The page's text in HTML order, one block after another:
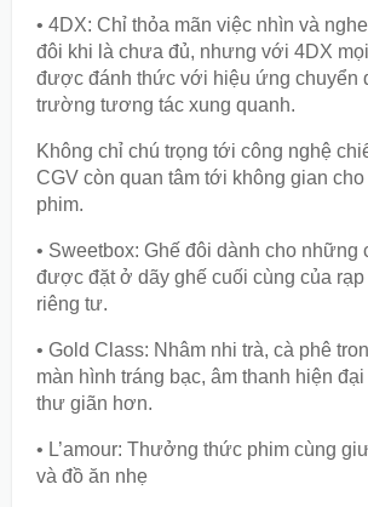
• 4DX: Chỉ thỏa mãn việc nhìn và
đôi khi là chưa đủ, nhưng với 4DX
được đánh thức với hiệu ứng chuyển
trường tương tác xung quanh.
Không chỉ chú trọng tới công nghệ
CGV còn quan tâm tới không gian
phim.
• Sweetbox: Ghế đôi dành cho những
được đặt ở dãy ghế cuối cùng của rạp
riêng tư.
• Gold Class: Nhâm nhi trà, cà phê
màn hình tráng bạc, âm thanh hiện
thư giãn hơn.
• L’amour: Thưởng thức phim cùng
và đồ ăn nhẹ